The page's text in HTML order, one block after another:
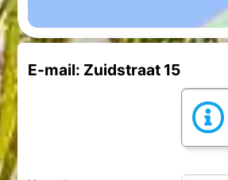
E-mail: Zuidstraat 15